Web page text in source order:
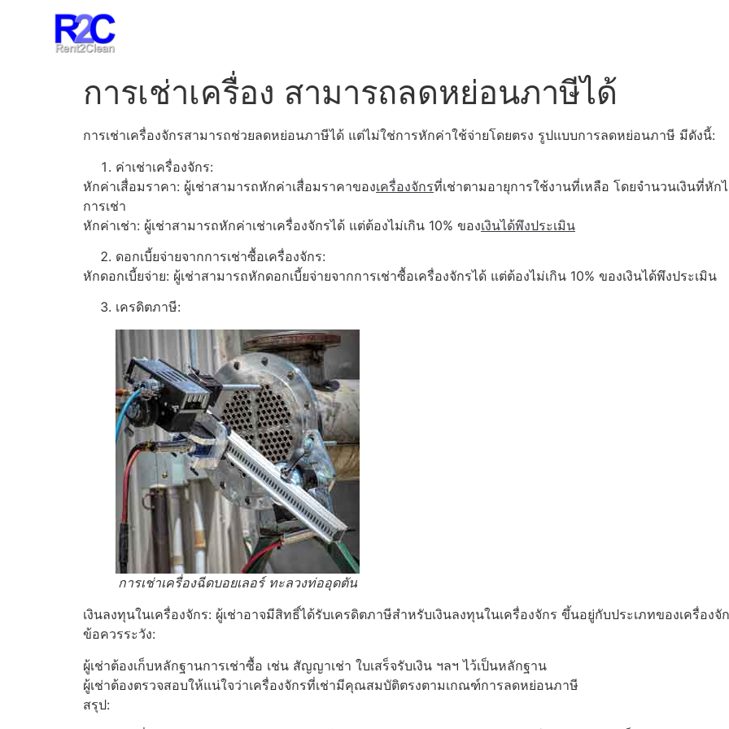
การเช่าเครื่อง สามารถลดหย่อนภาษีได้
การเช่าเครื่องจักรสามารถช่วยลดหย่อนภาษีได้ แต่ไม่ใช่การหักค่าใช้จ่ายโดยตรง รูปแบบการลดหย่อนภาษี มีดังนี้:
ค่าเช่าเครื่องจักร:
หักค่าเสื่อมราคา: ผู้เช่าสามารถหักค่าเสื่อมราคาของเครื่องจักรที่เช่าตามอายุการใช้งานที่เหลือ โดยจำนวนเงินที่หัก
การเช่า
หักค่าเช่า: ผู้เช่าสามารถหักค่าเช่าเครื่องจักรได้ แต่ต้องไม่เกิน 10% ของเงินได้พึงประเมิน
ดอกเบี้ยจ่ายจากการเช่าซื้อเครื่องจักร:
หักดอกเบี้ยจ่าย: ผู้เช่าสามารถหักดอกเบี้ยจ่ายจากการเช่าซื้อเครื่องจักรได้ แต่ต้องไม่เกิน 10% ของเงินได้พึงประเมิน
เครดิตภาษี:
การเช่าเครื่องฉีดบอยเลอร์ ทะลวงท่ออุดตัน
เงินลงทุนในเครื่องจักร: ผู้เช่าอาจมีสิทธิ์ได้รับเครดิตภาษีสำหรับเงินลงทุนในเครื่องจักร ขึ้นอยู่กับประเภทของเครื่อง
ข้อควรระวัง:
ผู้เช่าต้องเก็บหลักฐานการเช่าซื้อ เช่น สัญญาเช่า ใบเสร็จรับเงิน ฯลฯ ไว้เป็นหลักฐาน
ผู้เช่าต้องตรวจสอบให้แน่ใจว่าเครื่องจักรที่เช่ามีคุณสมบัติตรงตามเกณฑ์การลดหย่อนภาษี
สรุป: